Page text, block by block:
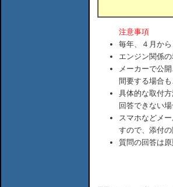
注意事項
毎年、４月か
エンジン関係
メーカーで公
間要する場合も
具体的な取付
回答できない場
スマホなどメ
すので、添付
質問の回答は